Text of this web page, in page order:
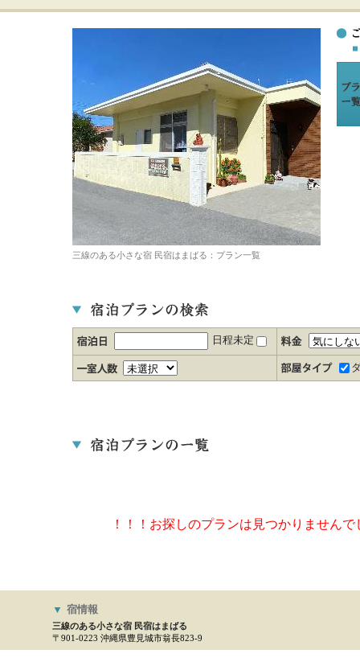
三線のある小さな宿 民宿はまばる：プラン一覧
日程未定
！！！お探しのプランは見つかりません
▼ 宿情報
三線のある小さな宿 民宿はまばる
〒901-0223 沖縄県豊見城市翁長823-9